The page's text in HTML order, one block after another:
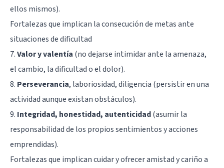
ellos mismos).
Fortalezas que implican la consecución de metas ante
situaciones de dificultad
7.Valor y valentía (no dejarse intimidar ante la amenaza,
el cambio, la dificultad o el dolor).
8. Perseverancia, laboriosidad, diligencia (persistir en una
actividad aunque existan obstáculos).
9. Integridad, honestidad, autenticidad(asumir la
responsabilidad de los propios sentimientos y acciones
emprendidas).
Fortalezas que implican cuidar y ofrecer amistad y cariño a